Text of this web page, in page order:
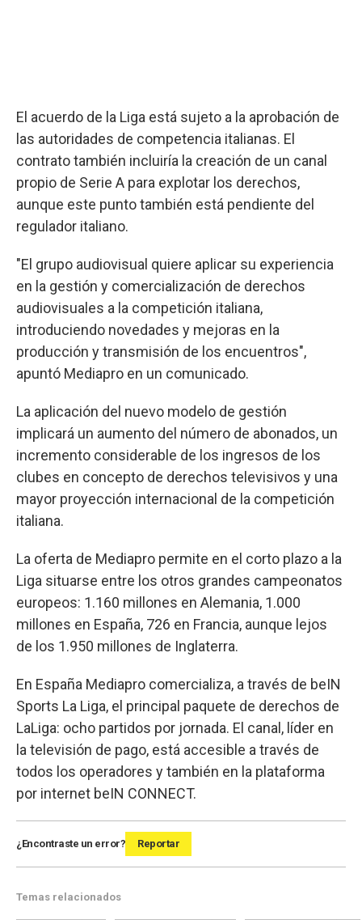
El acuerdo de la Liga está sujeto a la aprobación de
las autoridades de competencia italianas. El
contrato también incluiría la creación de un canal
propio de Serie A para explotar los derechos,
aunque este punto también está pendiente del
regulador italiano.
"El grupo audiovisual quiere aplicar su experiencia
en la gestión y comercialización de derechos
audiovisuales a la competición italiana,
introduciendo novedades y mejoras en la
producción y transmisión de los encuentros",
apuntó Mediapro en un comunicado.
La aplicación del nuevo modelo de gestión
implicará un aumento del número de abonados, un
incremento considerable de los ingresos de los
clubes en concepto de derechos televisivos y una
mayor proyección internacional de la competición
italiana.
La oferta de Mediapro permite en el corto plazo a la
Liga situarse entre los otros grandes campeonatos
europeos: 1.160 millones en Alemania, 1.000
millones en España, 726 en Francia, aunque lejos
de los 1.950 millones de Inglaterra.
En España Mediapro comercializa, a través de beIN
Sports La Liga, el principal paquete de derechos de
LaLiga: ocho partidos por jornada. El canal, líder en
la televisión de pago, está accesible a través de
todos los operadores y también en la plataforma
por internet beIN CONNECT.
¿Encontraste un error? Reportar
Temas relacionados